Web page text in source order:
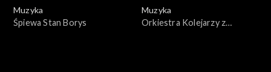
Muzyka
Śpiewa Stan Borys
Muzyka
Orkiestra Kolejarzy z